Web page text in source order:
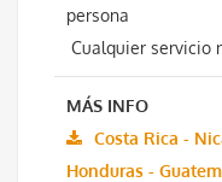
persona
Cualquier servicio
MÁS INFO
Costa Rica -
Honduras -